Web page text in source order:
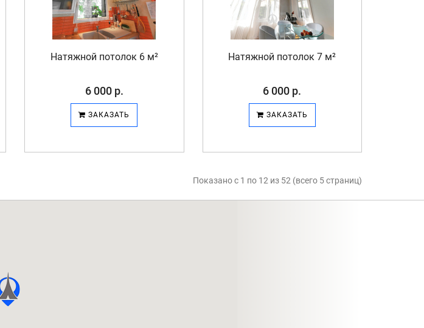
Натяжной потолок 6 м²
6 000 р.
ЗАКАЗАТЬ
Натяжной потолок 7 м²
6 000 р.
ЗАКАЗАТЬ
Показано с 1 по 12 из 52 (всего 5 страниц)